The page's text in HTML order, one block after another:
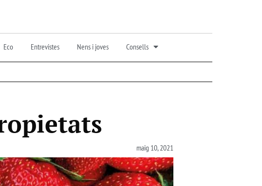
Eco Entrevistes Nens i joves Consells
maig 10, 2021